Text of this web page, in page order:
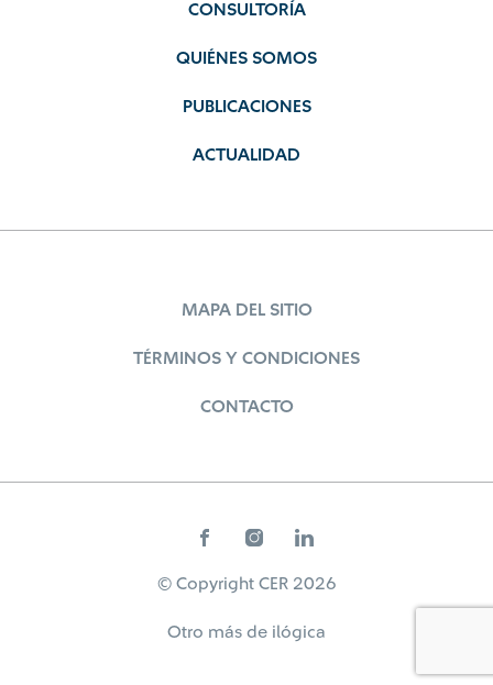
CONSULTORÍA
QUIÉNES SOMOS
PUBLICACIONES
ACTUALIDAD
MAPA DEL SITIO
TÉRMINOS Y CONDICIONES
CONTACTO
© Copyright CER 2026
Otro más de ilógica